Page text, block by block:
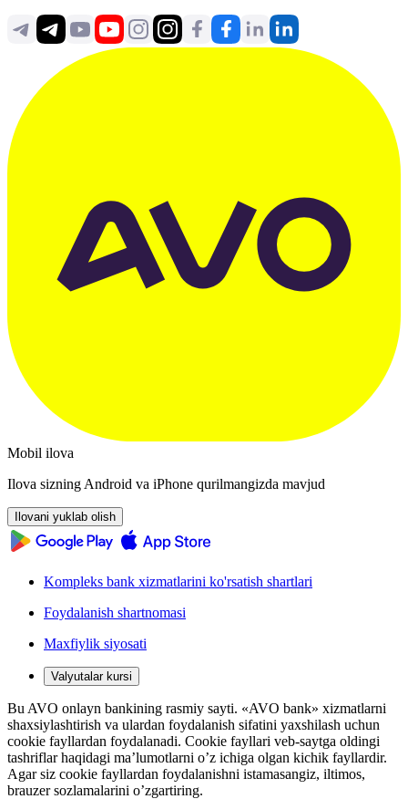
Mobil ilova
Ilova sizning Android va iPhone qurilmangizda mavjud
Ilovani yuklab olish
Kompleks bank xizmatlarini ko'rsatish shartlari
Foydalanish shartnomasi
Maxfiylik siyosati
Valyutalar kursi
Bu AVO onlayn bankining rasmiy sayti. «AVO bank» xizmatlarni
shaxsiylashtirish va ulardan foydalanish sifatini yaxshilash uchun
cookie fayllardan foydalanadi. Cookie fayllari veb-saytga oldingi
tashriflar haqidagi ma’lumotlarni o’z ichiga olgan kichik fayllardir.
Agar siz cookie fayllardan foydalanishni istamasangiz, iltimos,
brauzer sozlamalarini o’zgartiring.